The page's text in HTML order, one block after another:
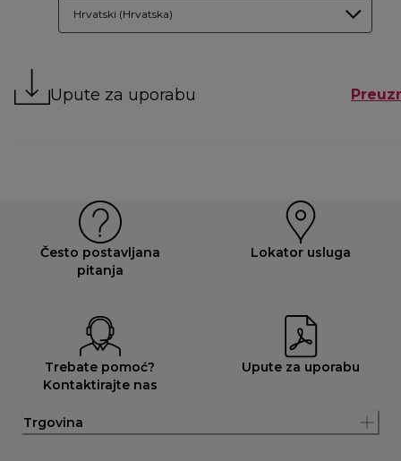
Hrvatski (Hrvatska)
Upute za uporabu
Često postavljana
pitanja
Lokator usluga
Trebate pomoć?
Kontaktirajte nas
Upute za uporabu
Trgovina